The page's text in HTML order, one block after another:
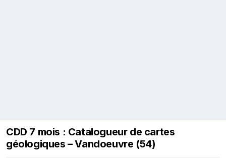
CDD 7 mois : Catalogueur de cartes
géologiques – Vandoeuvre (54)